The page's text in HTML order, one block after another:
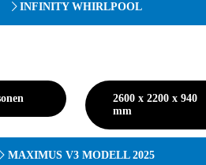
INFINITY WHIRLPOOL
2600 x 2200 x 940
mm
MAXIMUS V3 MODELL 2025